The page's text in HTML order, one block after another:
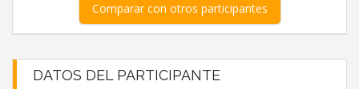
Comparar con otros participantes
DATOS DEL PARTICIPANTE